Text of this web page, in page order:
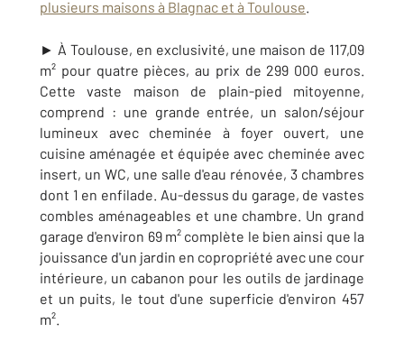
plusieurs maisons à Blagnac et à Toulouse.
► À Toulouse, en exclusivité, une maison de 117,09
m² pour quatre pièces, au prix de 299 000 euros.
Cette vaste maison de plain-pied mitoyenne,
comprend : une grande entrée, un salon/séjour
lumineux avec cheminée à foyer ouvert, une
cuisine aménagée et équipée avec cheminée avec
insert, un WC, une salle d'eau rénovée, 3 chambres
dont 1 en enfilade. Au-dessus du garage, de vastes
combles aménageables et une chambre. Un grand
garage d'environ 69 m² complète le bien ainsi que la
jouissance d'un jardin en copropriété avec une cour
intérieure, un cabanon pour les outils de jardinage
et un puits, le tout d'une superficie d'environ 457
m².